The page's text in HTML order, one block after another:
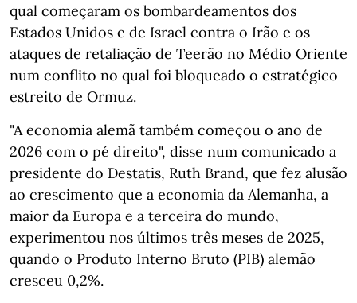
qual começaram os bombardeamentos dos
Estados Unidos e de Israel contra o Irão e os
ataques de retaliação de Teerão no Médio Oriente
num conflito no qual foi bloqueado o estratégico
estreito de Ormuz.
"A economia alemã também começou o ano de
2026 com o pé direito", disse num comunicado a
presidente do Destatis, Ruth Brand, que fez alusão
ao crescimento que a economia da Alemanha, a
maior da Europa e a terceira do mundo,
experimentou nos últimos três meses de 2025,
quando o Produto Interno Bruto (PIB) alemão
cresceu 0,2%.